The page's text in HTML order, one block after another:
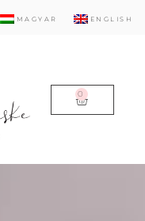
MAGYAR ENGLISH
0